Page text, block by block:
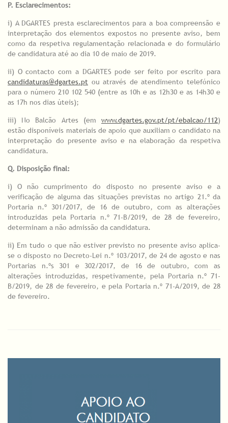
P. Esclarecimentos:
i) A DGARTES presta esclarecimentos para a boa compreensão e
interpretação dos elementos expostos no presente aviso, bem
como da respetiva regulamentação relacionada e do formulário
de candidatura até ao dia 10 de maio de 2019.
ii) O contacto com a DGARTES pode ser feito por escrito para
candidaturas@dgartes.pt ou através de atendimento telefónico
para o número 210 102 540 (entre as 10h e as 12h30 e as 14h30 e
as 17h nos dias úteis);
iii) No Balcão Artes (em www.dgartes.gov.pt/pt/ebalcao/112)
estão disponíveis materiais de apoio que auxiliam o candidato na
interpretação do presente aviso e na elaboração da respetiva
candidatura.
Q. Disposição final:
i) O não cumprimento do disposto no presente aviso e a
verificação de alguma das situações previstas no artigo 21.º da
Portaria n.º 301/2017, de 16 de outubro, com as alterações
introduzidas pela Portaria n.º 71-B/2019, de 28 de fevereiro,
determinam a não admissão da candidatura.
ii) Em tudo o que não estiver previsto no presente aviso aplica-
se o disposto no Decreto-Lei n.º 103/2017, de 24 de agosto e nas
Portarias n.ºs 301 e 302/2017, de 16 de outubro, com as
alterações introduzidas, respetivamente, pela Portaria n.º 71-
B/2019, de 28 de fevereiro, e pela Portaria n.º 71-A/2019, de 28
de fevereiro.